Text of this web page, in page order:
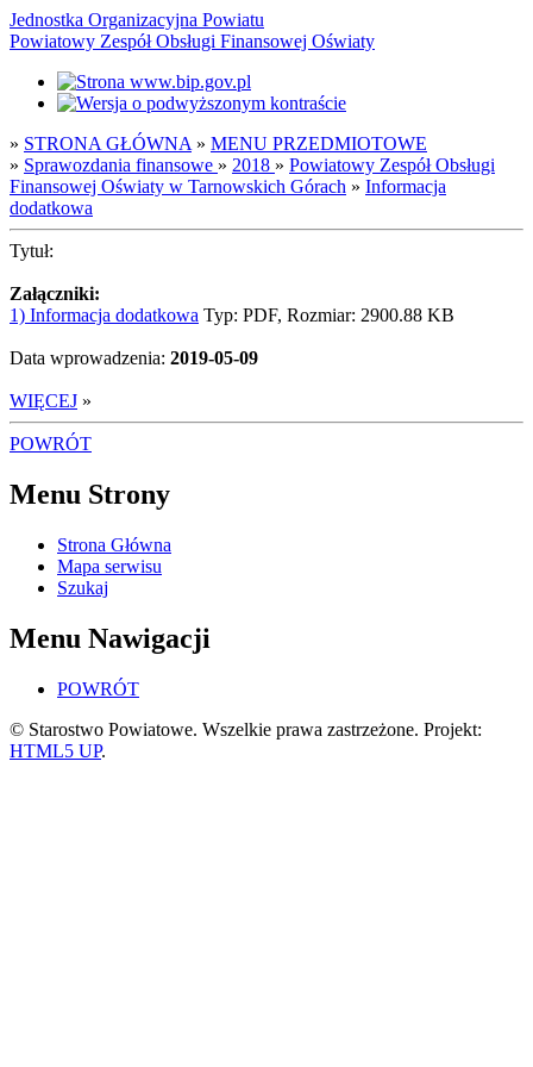
Jednostka Organizacyjna Powiatu
Powiatowy Zespół Obsługi Finansowej Oświaty
» STRONA GŁÓWNA » MENU PRZEDMIOTOWE
» Sprawozdania finansowe » 2018 » Powiatowy Zespół Obsługi
Finansowej Oświaty w Tarnowskich Górach » Informacja
dodatkowa
Tytuł:
Załączniki:
1) Informacja dodatkowa Typ: PDF, Rozmiar: 2900.88 KB
Data wprowadzenia: 2019-05-09
WIĘCEJ »
POWRÓT
Menu Strony
Strona Główna
Mapa serwisu
Szukaj
Menu Nawigacji
POWRÓT
© Starostwo Powiatowe. Wszelkie prawa zastrzeżone. Projekt:
HTML5 UP.